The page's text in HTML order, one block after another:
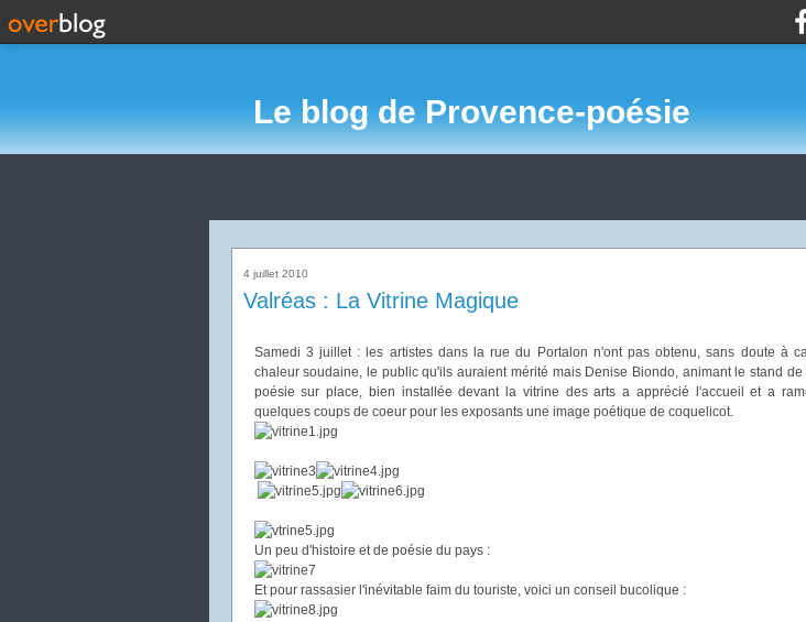
Le blog de Provence-poésie
4 juillet 2010
Valréas : La Vitrine Magique
Samedi 3 juillet : les artistes dans la rue du Portalon n'ont pas obtenu, sans doute à
chaleur soudaine, le public qu'ils auraient mérité mais Denise Biondo, animant le stand de
poésie sur place, bien installée devant la vitrine des arts a apprécié l'accueil et a
quelques coups de coeur pour les exposants une image poétique de coquelicot.
Un peu d'histoire et de poésie du pays :
Et pour rassasier l'inévitable faim du touriste, voici un conseil bucolique :